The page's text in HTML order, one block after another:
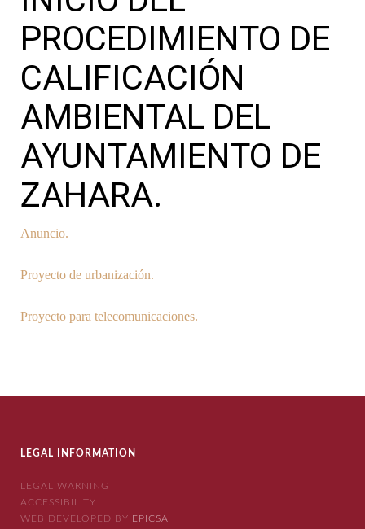
PROCEDIMIENTO DE
CALIFICACIÓN
AMBIENTAL DEL
AYUNTAMIENTO DE
ZAHARA.
Anuncio.
Proyecto de urbanización.
Proyecto para telecomunicaciones.
LEGAL INFORMATION
LEGAL WARNING
ACCESSIBILITY
WEB DEVELOPED BY EPICSA